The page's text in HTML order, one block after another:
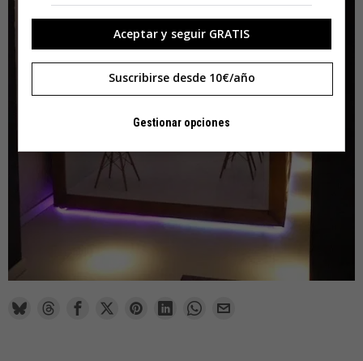
Aceptar y seguir GRATIS
Suscribirse desde 10€/año
Gestionar opciones